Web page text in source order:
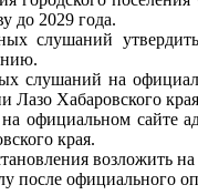
до 2029 года.
слушаний
слушаний на
Лазо Хабаровского
официальном сайте
края.
возложить
после официального